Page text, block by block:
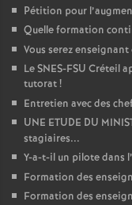
Pétition pour
Quelle formation
Vous serez
LeSNES-FSU Créteil
tutorat!
Entretien avec des
UNE ETUDE DU
stagiaires...
Y-a-t-il un pilote dans
Formation des
Formation des